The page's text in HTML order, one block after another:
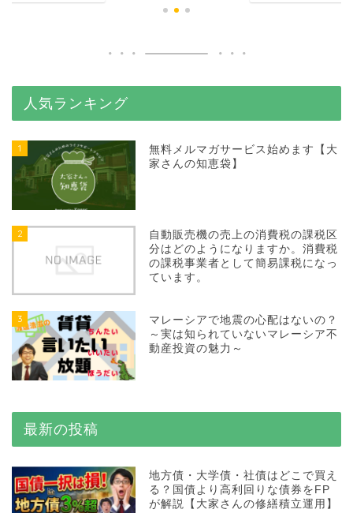
人気ランキング
1
無料メルマガサービス始めます【大
家さんの知恵袋】
2
自動販売機の売上の消費税の課税区
分はどのようになりますか。消費税
の課税事業者として簡易課税になっ
ています。
3
マレーシアで地震の心配はないの？
～実は知られていないマレーシア不
動産投資の魅力～
最新の投稿
地方債・大学債・社債はどこで買え
る？国債より高利回りな債券をFP
が解説【大家さんの修繕積立運用】